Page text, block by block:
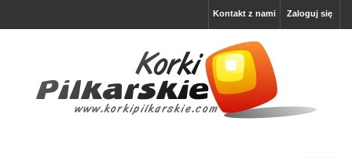
Zaloguj się
Kontakt z nami